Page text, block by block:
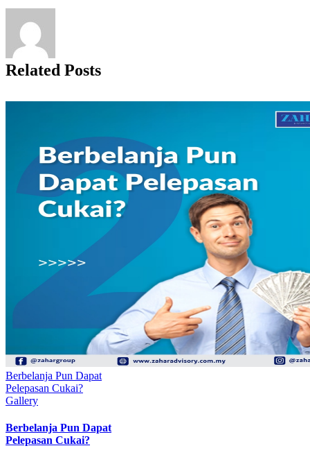
Related Posts
Berbelanja Pun Dapat
Pelepasan Cukai?
Gallery
Berbelanja Pun Dapat
Pelepasan Cukai?